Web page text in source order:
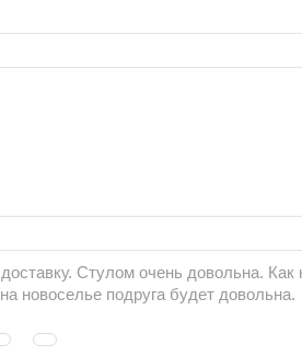
Стулом очень довольна. Как
новоселье подруга будет довольна.